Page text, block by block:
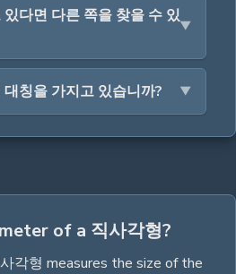
다면 다른 쪽을 찾을 수 있
칭을 가지고 있습니까?
of a 직사각형?
각형 measures the size of the